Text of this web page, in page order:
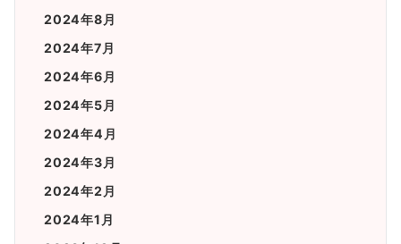
2024年8月
2024年7月
2024年6月
2024年5月
2024年4月
2024年3月
2024年2月
2024年1月